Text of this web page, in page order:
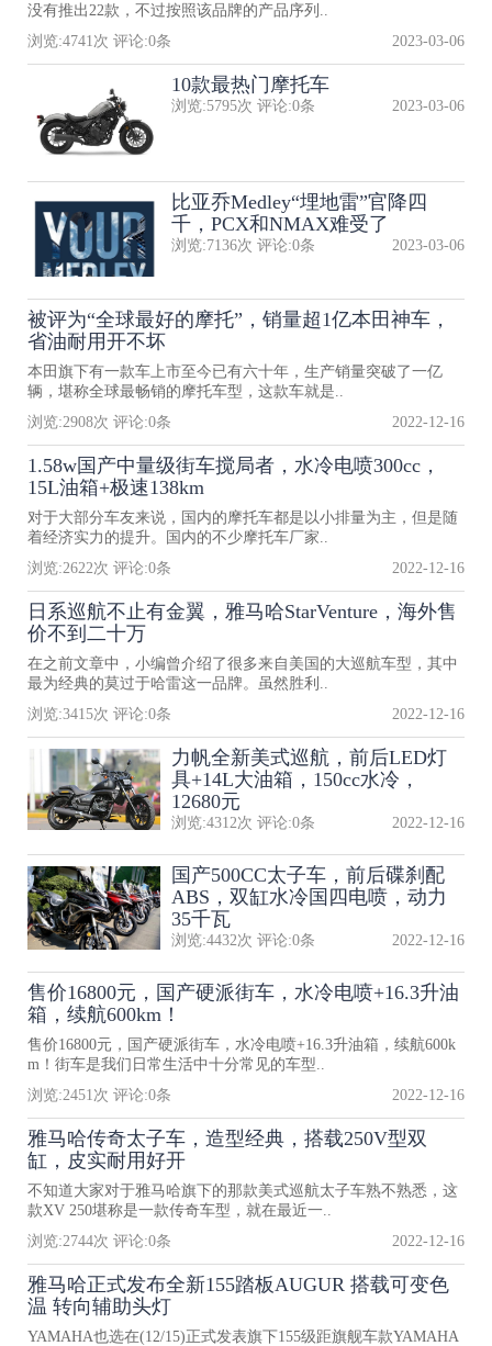
没有推出22款，不过按照该品牌的产品序列..
浏览:4741 次 评论:0条 2023-03-06
10款最热门摩托车
浏览:5795次 评论:0条 2023-03-06
比亚乔Medley“埋地雷”官降四
千，PCX和NMAX难受了
浏览:7136次 评论:0条 2023-03-06
被评为“全球最好的摩托”，销量超1亿本田神车，
省油耐用开不坏
本田旗下有一款车上市至今已有六十年，生产销量突破了一亿
辆，堪称全球最畅销的摩托车型，这款车就是..
浏览:2908次 评论:0条 2022-12-16
1.58w国产中量级街车搅局者，水冷电喷300cc，
15L油箱+极速138km
对于大部分车友来说，国内的摩托车都是以小排量为主，但是随
着经济实力的提升。国内的不少摩托车厂家..
浏览:2622次 评论:0条 2022-12-16
日系巡航不止有金翼，雅马哈StarVenture，海外售
价不到二十万
在之前文章中，小编曾介绍了很多来自美国的大巡航车型，其中
最为经典的莫过于哈雷这一品牌。虽然胜利..
浏览:3415次 评论:0条 2022-12-16
力帆全新美式巡航，前后LED灯
具+14L大油箱，150cc水冷，
12680元
浏览:4312次 评论:0条 2022-12-16
国产500CC太子车，前后碟刹配
ABS，双缸水冷国四电喷，动力
35千瓦
浏览:4432次 评论:0条 2022-12-16
售价16800元，国产硬派街车，水冷电喷+16.3升油
箱，续航600km！
售价16800元，国产硬派街车，水冷电喷+16.3升油箱，续航600k
m！街车是我们日常生活中十分常见的车型..
浏览:2451 次 评论:0条 2022-12-16
雅马哈传奇太子车，造型经典，搭载250V型双
缸，皮实耐用好开
不知道大家对于雅马哈旗下的那款美式巡航太子车熟不熟悉，这
款XV 250堪称是一款传奇车型，就在最近一..
浏览:2744次 评论:0条 2022-12-16
雅马哈正式发布全新155踏板AUGUR 搭载可变色
温 转向辅助头灯
YAMAHA也选在(12/15)正式发表旗下155级距旗舰车款YAMAHA